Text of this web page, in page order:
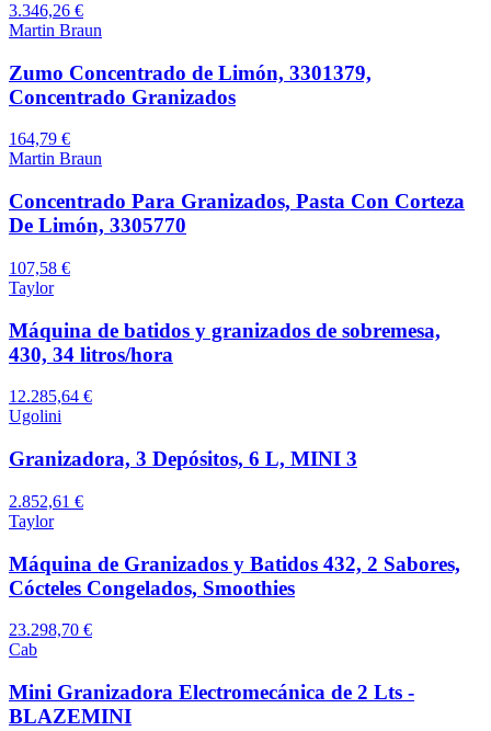
3.346,26 €
Martin Braun
Zumo Concentrado de Limón, 3301379,
Concentrado Granizados
164,79 €
Martin Braun
Concentrado Para Granizados, Pasta Con Corteza
De Limón, 3305770
107,58 €
Taylor
Máquina de batidos y granizados de sobremesa,
430, 34 litros/hora
12.285,64 €
Ugolini
Granizadora, 3 Depósitos, 6 L, MINI 3
2.852,61 €
Taylor
Máquina de Granizados y Batidos 432, 2 Sabores,
Cócteles Congelados, Smoothies
23.298,70 €
Cab
Mini Granizadora Electromecánica de 2 Lts -
BLAZEMINI